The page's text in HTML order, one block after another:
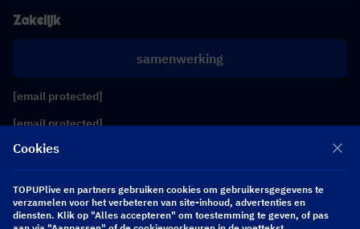
Zakelijk
samenwerking
[email protected]
[email protected]
Volg ons
Copyright 2026 SEA WHALE TECHNOLOGY PTE.LTD. All Rights Reserved.
Cookies
TOPUPlive en partners gebruiken cookies om gebruikersgegevens te
verzamelen voor het verbeteren van site-inhoud, advertenties en
diensten. Klik op "Alles accepteren" om toestemming te geven, of pas